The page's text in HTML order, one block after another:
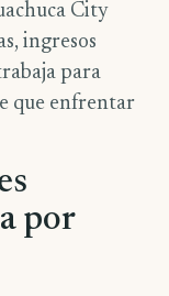
City
ingresos
para
que enfrentar
por